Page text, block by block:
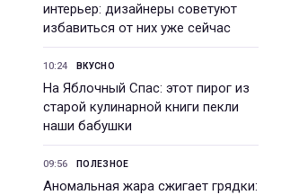
интерьер: дизайнеры советуют
избавиться от них уже сейчас
10:24 ВКУСНО
На Яблочный Спас: этот пирог из
старой кулинарной книги пекли
наши бабушки
09:56 ПОЛЕЗНОЕ
Аномальная жара сжигает грядки: